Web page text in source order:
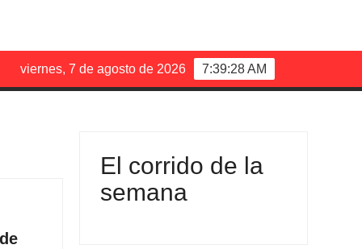
7:39:29 AM
viernes, 7 de agosto de 2026
El corrido de la
semana